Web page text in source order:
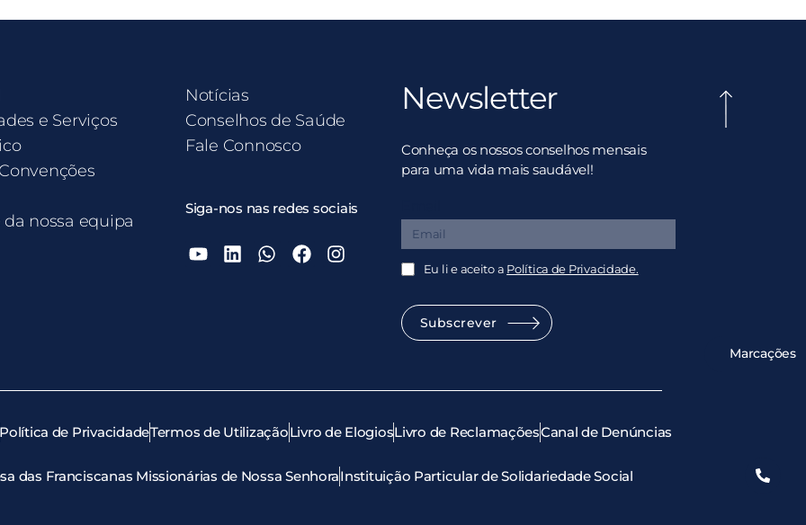
Marcações
e Serviços
da nossa equipa
Notícias
Conselhos de Saúde
Fale Connosco
Siga-nos nas redes sociais
Newsletter
Conheça os nossos conselhos mensais
para uma vida mais saudável!
Eu li e aceito a Política de Privacidade.
Subscrever
Política de PrivacidadeTermos de UtilizaçãoLivro de ElogiosLivro de ReclamaçõesCanal de Denúncias
das Franciscanas Missionárias de Nossa SenhoraInstituição Particular de Solidariedade Social